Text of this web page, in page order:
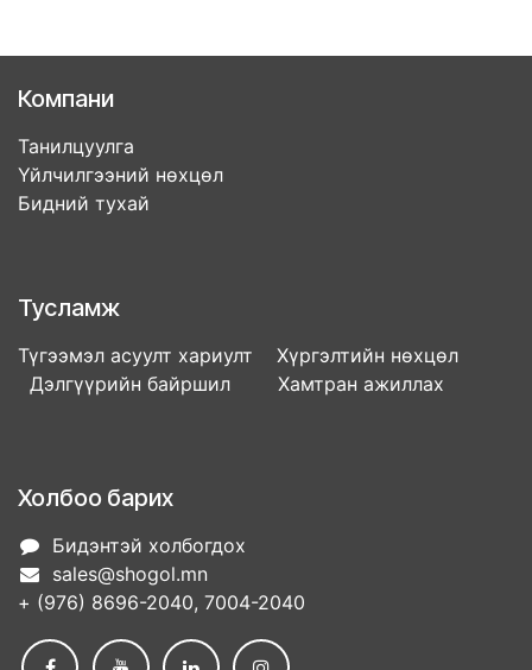
Компани
Танилцуулга
Үйлчилгээний нөхцөл
Бидний тухай
Тусламж
Түгээмэл асуулт хариулт Хүргэлтийн нөхцөл
Дэлгүүрийн байршил Хамтран ажиллах
Холбоо барих
Бидэнтэй холбогдох
sales@shogol.mn
+ (976) 8696-2040, 7004-2040